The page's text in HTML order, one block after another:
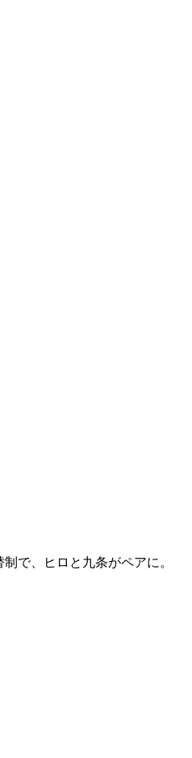
で、ヒロと九条がペアに。